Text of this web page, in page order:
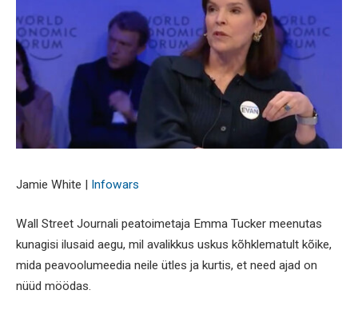
Jamie White | Infowars
Wall Street Journali peatoimetaja Emma Tucker meenutas
kunagisi ilusaid aegu, mil avalikkus uskus kõhklematult kõike,
mida peavoolumeedia neile ütles ja kurtis, et need ajad on
nüüd möödas.